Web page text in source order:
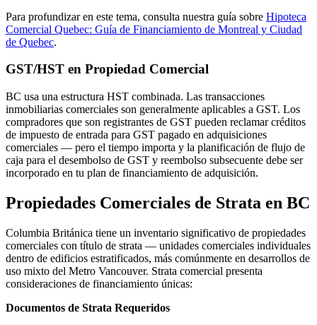
Para profundizar en este tema, consulta nuestra guía sobre Hipoteca
Comercial Quebec: Guía de Financiamiento de Montreal y Ciudad
de Quebec.
GST/HST en Propiedad Comercial
BC usa una estructura HST combinada. Las transacciones
inmobiliarias comerciales son generalmente aplicables a GST. Los
compradores que son registrantes de GST pueden reclamar créditos
de impuesto de entrada para GST pagado en adquisiciones
comerciales — pero el tiempo importa y la planificación de flujo de
caja para el desembolso de GST y reembolso subsecuente debe ser
incorporado en tu plan de financiamiento de adquisición.
Propiedades Comerciales de Strata en BC
Columbia Británica tiene un inventario significativo de propiedades
comerciales con título de strata — unidades comerciales individuales
dentro de edificios estratificados, más comúnmente en desarrollos de
uso mixto del Metro Vancouver. Strata comercial presenta
consideraciones de financiamiento únicas:
Documentos de Strata Requeridos